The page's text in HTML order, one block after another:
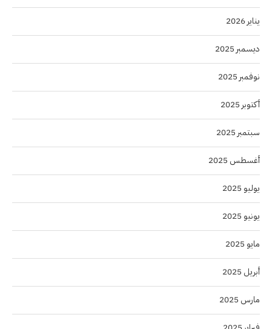
يناير 2026
ديسمبر 2025
نوفمبر 2025
أكتوبر 2025
سبتمبر 2025
أغسطس 2025
يوليو 2025
يونيو 2025
مايو 2025
أبريل 2025
مارس 2025